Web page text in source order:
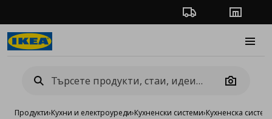
Проследяване на
Camera
Продукти›Кухни и електроуреди›Кухненски системи›Кухненска